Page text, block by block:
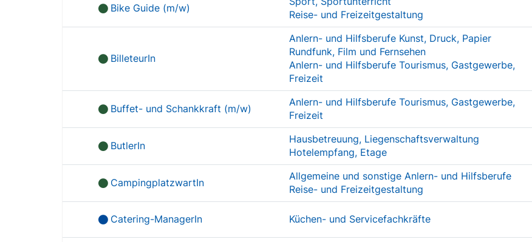
Bike Guide (m/w)
Reise- und Freizeitgestaltung
BilleteurIn
Anlern- und Hilfsberufe Kunst, Druck, Papier
Rundfunk, Film und Fernsehen
Anlern- und Hilfsberufe Tourismus, Gastgewerbe,
Freizeit
Buffet- und Schankkraft (m/w)
Anlern- und Hilfsberufe Tourismus, Gastgewerbe,
Freizeit
ButlerIn
Hausbetreuung, Liegenschaftsverwaltung
Hotelempfang, Etage
CampingplatzwartIn
Allgemeine und sonstige Anlern- und Hilfsberufe
Reise- und Freizeitgestaltung
Catering-ManagerIn Küchen- und Servicefachkräfte